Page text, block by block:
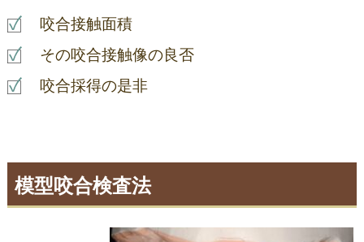
咬合接触面積
その咬合接触像の良否
咬合採得の是非
模型咬合検査法